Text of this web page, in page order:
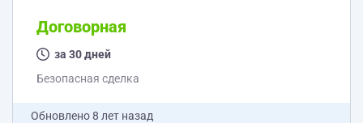
Договорная
за 30 дней
Безопасная сделка
Обновлено8 лет назад